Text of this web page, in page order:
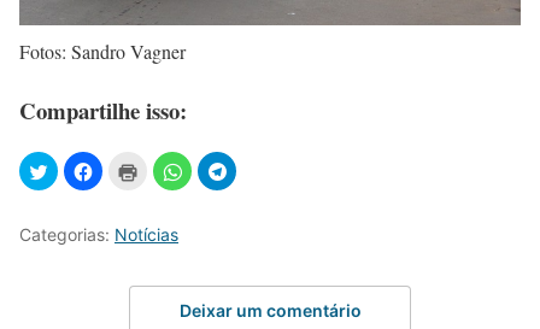
Fotos: Sandro Vagner
Compartilhe isso:
Categorias: Notícias
Deixar um comentário